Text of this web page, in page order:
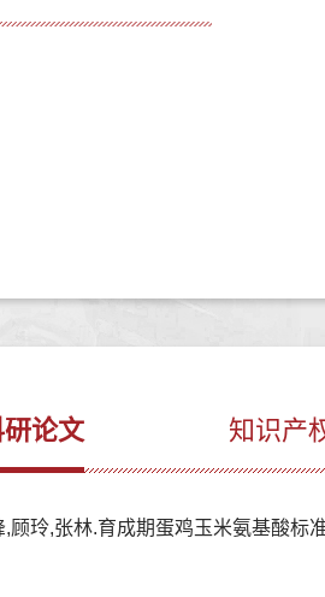
论文 知识产
顾玲,张林.育成期蛋鸡玉米氨基酸